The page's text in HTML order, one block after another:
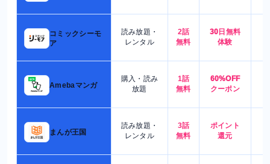
コミックシーモ
ア
読み放題・
レンタル
2話
無料
30日無料
体験
Amebaマンガ
購入・読み
放題
1話
無料
60%OFF
クーポン
まんが王国
読み放題・
レンタル
3話
無料
ポイント
還元